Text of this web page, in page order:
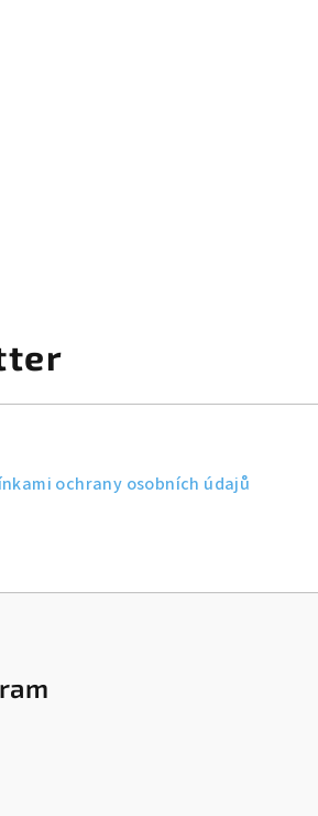
ochrany osobních údajů